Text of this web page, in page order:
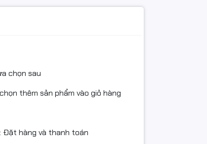
va đập hoặc lỗi vận chuyển.
trước khi hoàn hàng để được hỗ
chọn sau
thêm sản phẩm vào giỏ hàng
Đặt hàng và thanh toán